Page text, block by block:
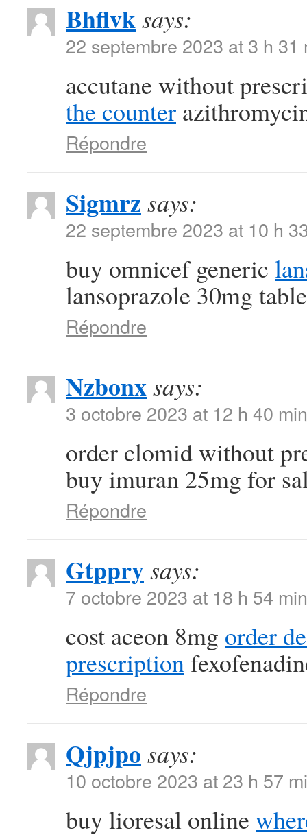
Bhflvksays:
22 septembre 2023 at 3 h 31
accutane without
the counter
Répondre
Sigmrz says:
22 septembre 2023 at 10 h
buy omnicef generic
lansoprazole 30mg
Répondre
Nzbonxsays:
3 octobre 2023 at 12 h 40 min
order clomid without
buy imuran 25mg for
Répondre
Gtpprysays:
7 octobre 2023 at 18 h 54 min
cost aceon 8mg order
prescription
Répondre
Qjpjpo says:
10 octobre 2023 at 23 h 57
buy lioresal online